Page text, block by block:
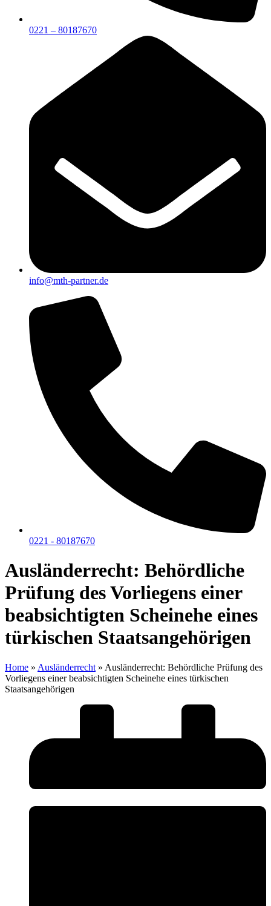
0221 – 80187670
info@mth-partner.de
0221 - 80187670
Ausländerrecht: Behördliche
Prüfung des Vorliegens einer
beabsichtigten Scheinehe eines
türkischen Staatsangehörigen
Home » Ausländerrecht » Ausländerrecht: Behördliche Prüfung des
Vorliegens einer beabsichtigten Scheinehe eines türkischen
Staatsangehörigen